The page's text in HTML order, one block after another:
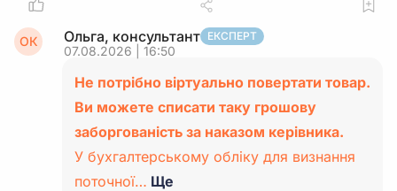
ОК Ольга, консультант ЕКСПЕРТ
07.08.2026 | 16:50
Не потрібно віртуально повертати товар.
Ви можете списати таку грошову
заборгованість за наказом керівника.
У бухгалтерському обліку для визнання
поточної… Ще